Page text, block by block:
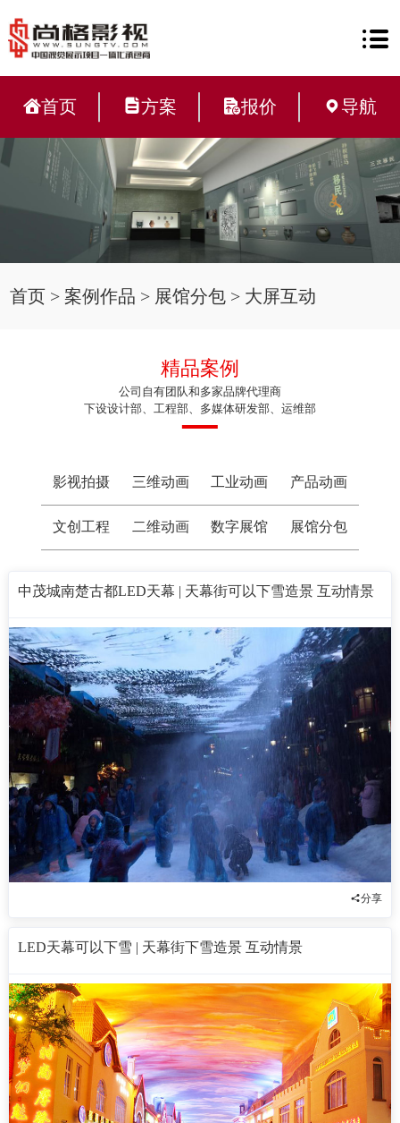
首页 方案 报价 导航
首页 >案例作品 > 展馆分包 > 大屏互动
精品案例
公司自有团队和多家品牌代理商
下设设计部、工程部、多媒体研发部、运维部
影视拍摄 三维动画 工业动画 产品动画
文创工程 二维动画 数字展馆 展馆分包
中茂城南楚古都LED天幕 | 天幕街可以下雪造景 互动情景
分享
LED天幕可以下雪 | 天幕街下雪造景 互动情景